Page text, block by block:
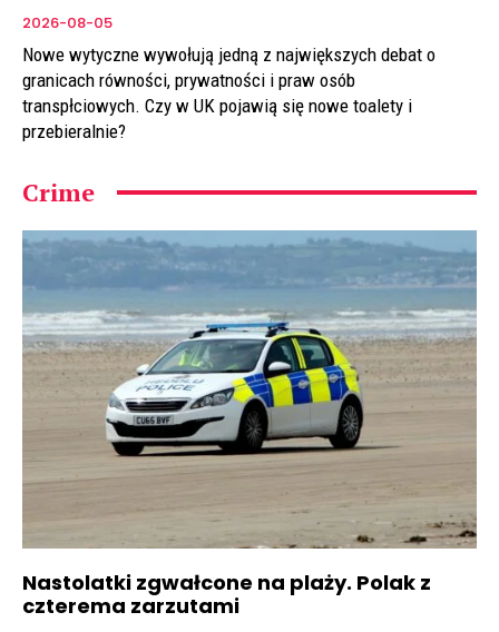
2026-08-05
Nowe wytyczne wywołują jedną z największych debat o
granicach równości, prywatności i praw osób
transpłciowych. Czy w UK pojawią się nowe toalety i
przebieralnie?
Crime
Nastolatki zgwałcone na plaży. Polak z
czterema zarzutami